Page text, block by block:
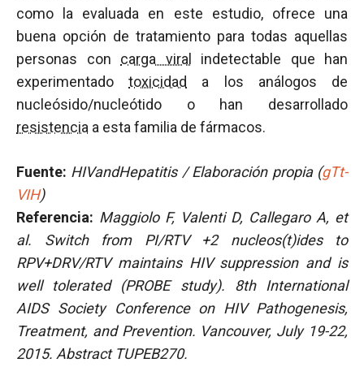
como la evaluada en este estudio, ofrece una
buena opción de tratamiento para todas aquellas
personas con carga viral
indetectable que han
experimentadotoxicidad
a los análogos de
nucleósido/nucleótido o han desarrollado
resistencia a esta familia de fármacos.
Fuente: HIVandHepatitis / Elaboración propia (gTt-
VIH)
Referencia: Maggiolo F, Valenti D, Callegaro A, et
al. Switch from PI/RTV +2 nucleos(t)ides to
RPV+DRV/RTV maintains HIV suppression and is
well tolerated (PROBE study). 8th International
AIDS Society Conference on HIV Pathogenesis,
Treatment, and Prevention. Vancouver, July 19-22,
2015. Abstract TUPEB270.